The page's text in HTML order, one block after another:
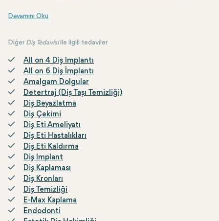
Bir boşluğunuz olduğundan veya diş dolgusuna ihtiyacınız
Diğer Diş Tedavisiile ilgili tedaviler
All on 4 Diş Implantı
All on 6 Diş İmplantı
Amalgam Dolgular
Detertraj (Diş Taşı Temizliği)
Diş Beyazlatma
Diş Çekimi
Diş Eti Ameliyatı
Diş Eti Hastalıkları
Diş Eti Kaldırma
Diş Implant
Diş Kaplaması
Diş Kronları
Diş Temizliği
E-Max Kaplama
Endodonti